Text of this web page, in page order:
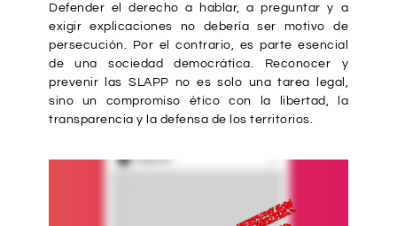
Defender el derecho a hablar, a preguntar y a
exigir explicaciones no debería ser motivo de
persecución. Por el contrario, es parte esencial
de una sociedad democrática. Reconocer y
prevenir las SLAPP no es solo una tarea legal,
sino un compromiso ético con la libertad, la
transparencia y la defensa de los territorios.